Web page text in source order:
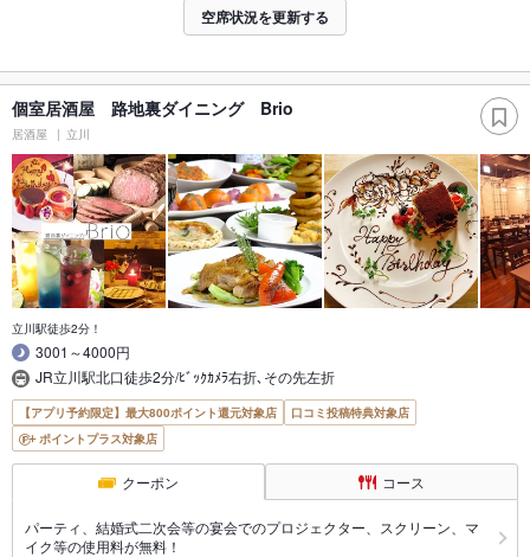
空席状況を更新する
個室居酒屋 路地裏ダイニング Brio
居酒屋 立川
立川駅徒歩2分！
3001～4000円
JR立川駅北口徒歩2分/ﾋﾞｯｸｶﾒﾗ右折､その先左折
【アプリ予約限定】最大800ポイント還元対象店
口コミ投稿特典対象店
ポイントプラス対象店
クーポン コース
パーティ、結婚式二次会等の宴会でのプロジェクター、スクリーン、マ
イク等の使用料が無料！